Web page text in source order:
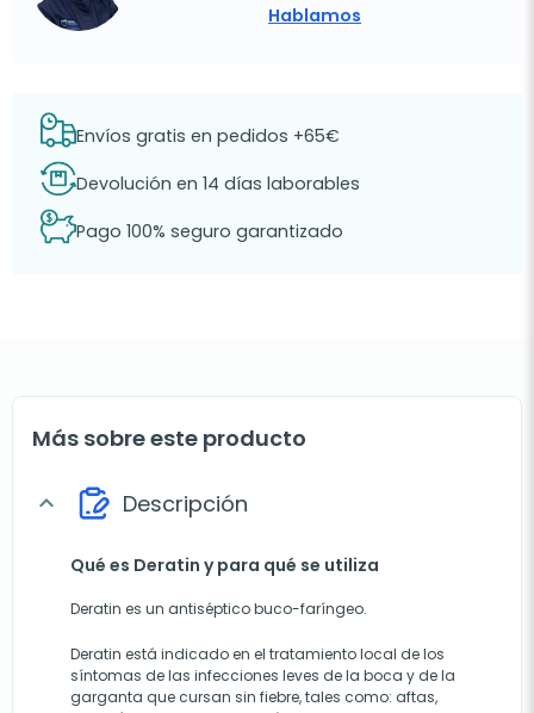
Hablamos
Envíos gratis en pedidos +65€
Devolución en 14 días laborables
Pago 100% seguro garantizado
Más sobre este producto
expand_more Descripción
Qué es Deratin y para qué se utiliza
Deratin es un antiséptico buco-faríngeo.
Deratin está indicado en el tratamiento local de los
síntomas de las infecciones leves de la boca y de la
garganta que cursan sin fiebre, tales como: aftas,